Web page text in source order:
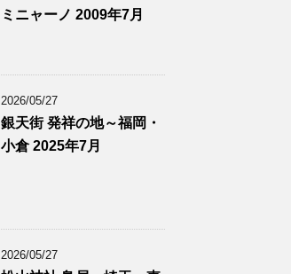
ミニャーノ 2009年7月
2026/05/27
銀天街 発祥の地～福岡・
小倉 2025年7月
2026/05/27